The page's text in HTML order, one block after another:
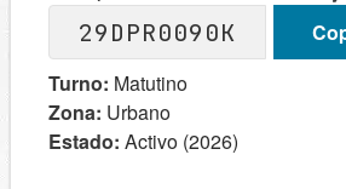
29DPR0090K
Turno: Matutino
Zona: Urbano
Estado: Activo (2026)